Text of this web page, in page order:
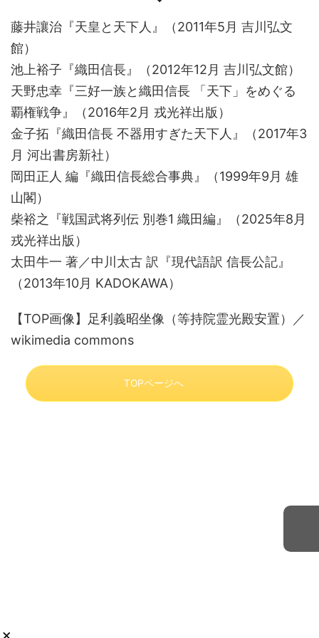
藤井讓治『天皇と天下人』（2011年5月 吉川弘文
館）
池上裕子『織田信長』（2012年12月 吉川弘文館）
天野忠幸『三好一族と織田信長 「天下」をめぐる
覇権戦争』（2016年2月 戎光祥出版）
金子拓『織田信長 不器用すぎた天下人』（2017年3
月 河出書房新社）
岡田正人 編『織田信長総合事典』（1999年9月 雄
山閣）
柴裕之『戦国武将列伝 別巻1 織田編』（2025年8月
戎光祥出版）
太田牛一 著／中川太古 訳『現代語訳 信長公記』
（2013年10月 KADOKAWA）
【TOP画像】足利義昭坐像（等持院霊光殿安置）／
wikimedia commons
TOPページへ